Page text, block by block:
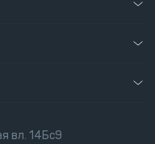
вл. 14Бс9